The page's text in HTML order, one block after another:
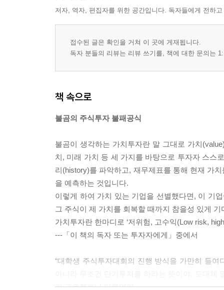
저자, 역자, 편집자를 위한 공간입니다. 독자들에게 전하
접수된 글은 확인을 거쳐 이 곳에 게재됩니다.
독자 분들의 리뷰는 리뷰 쓰기를, 책에 대한 문의는
책 속으로
불곰의 주식투자 불패공식
불곰이 생각하는 가치투자란 말 그대로 가치
치, 미래 가치 등 세 가지를 바탕으로 투자자 스스
리(history)를 파악하고, 재무제표를 통해 현재 가
을 예측하는 것입니다.
이렇게 하여 가치 있는 기업을 선별했다면, 이 기
그 주식이 제 가치를 회복할 때까지 참을성 있게
가치투자란 한마디로 ‘저위험, 고수익(Low risk,
---「이 책의 독자 또는 투자자에게」중에서
“대학생 주식투자대회의 진행 방식을 가만히 들
기 프로젝트나 다름없어.